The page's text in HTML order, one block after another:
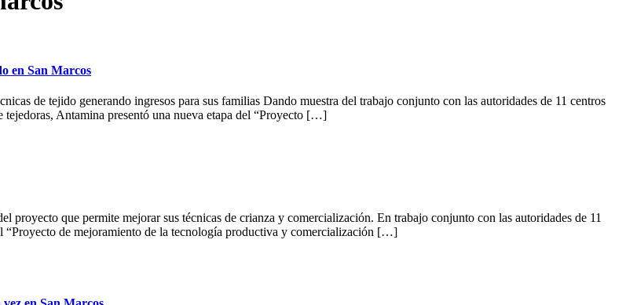
en San Marcos
de tejido generando ingresos para sus familias Dando muestra del trabajo conjunto con las autoridades de 11 centros
Antamina presentó una nueva etapa del “Proyecto […]
proyecto que permite mejorar sus técnicas de crianza y comercialización. En trabajo conjunto con las autoridades de 11
“Proyecto de mejoramiento de la tecnología productiva y comercialización […]